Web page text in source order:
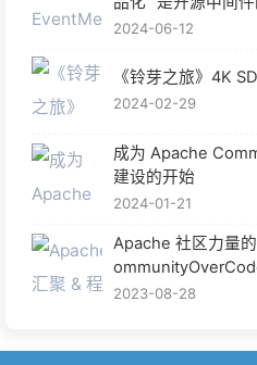
2024-06-12
《铃芽之旅》4K
2024-02-29
成为 Apache
建设的开始
2024-01-21
Apache 社区力量
2023-08-28